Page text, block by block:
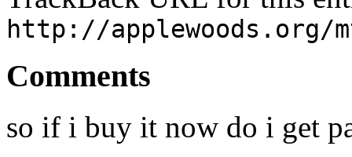
http://applewoods.org/
Comments
so if i buy it now do i get